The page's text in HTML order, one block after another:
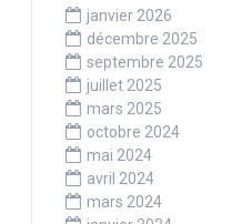
janvier 2026
décembre 2025
septembre 2025
juillet 2025
mars 2025
octobre 2024
mai 2024
avril 2024
mars 2024